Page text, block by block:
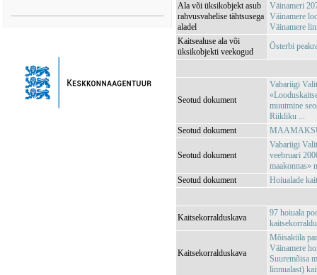
Ala või üksikobjekt asub
rahvusvahelise tähtsusega
aladel
Väinameri
Väinamere
Väinamere
Kaitsealuse ala või
üksikobjekti veekogud
Österbi
Seotud dokument
Vabariigi
muutmine
Riikliku ...
Seotud dokument
Seotud dokument
Vabariigi
veebruari
maakonnas»
Seotud dokument
Hoiualade
Kaitsekorralduskava
97 hoiuala
Kaitsekorralduskava
Mõisaküla
Väinamere
Suuremõisa
linnualast)